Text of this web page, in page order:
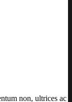
non, ultrices ac